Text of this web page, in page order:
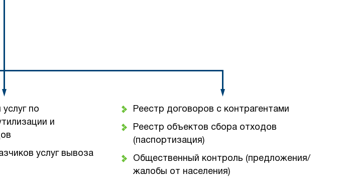
по
и
услуг вывоза
Реестр договоров с контрагентами
Реестр объектов сбора отходов
(паспортизация)
Общественный контроль (предложения/
жалобы от населения)